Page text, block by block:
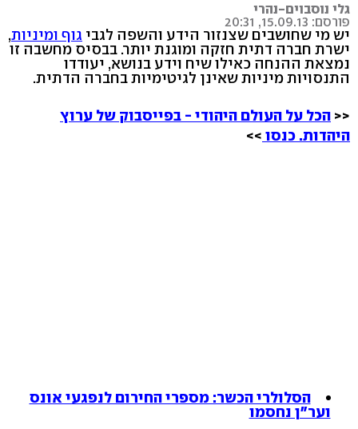
גלי נוסבוים-נהרי
פורסם: 15.09.13, 20:31
יש מי שחושבים שצנזור הידע והשפה לגבי גוף ומיניות,
ישרת חברה דתית חזקה ומוגנת יותר. בבסיס מחשבה זו
נמצאת ההנחה כאילו שיח וידע בנושא, יעודדו
התנסויות מיניות שאינן לגיטימיות בחברה הדתית.
<< הכל על העולם היהודי - בפייסבוק של ערוץ
היהדות. כנסו >>
הסלולרי הכשר: מספרי החירום לנפגעי אונס
וער"ן נחסמו